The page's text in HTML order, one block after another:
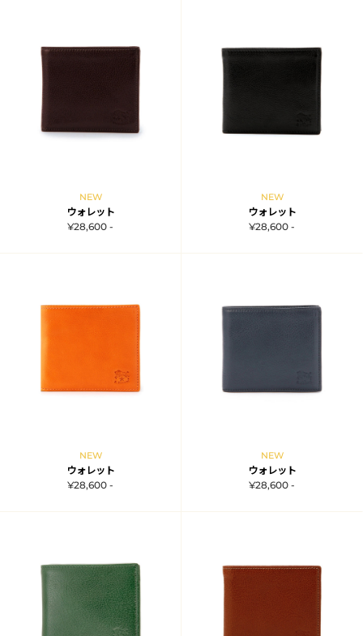
NEW
ウォレット
¥28,600 -
NEW
ウォレット
¥28,600 -
NEW
ウォレット
¥28,600 -
NEW
ウォレット
¥28,600 -